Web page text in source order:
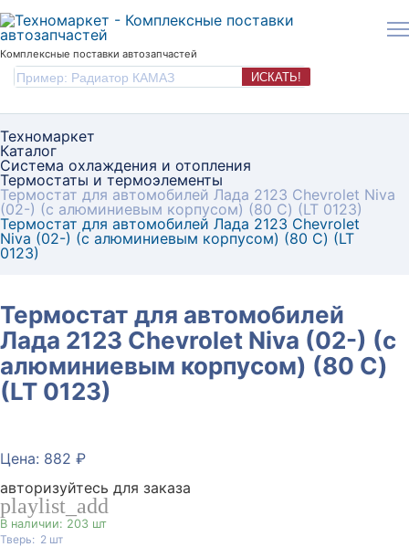
Комплексные поставки автозапчастей
ИСКАТЬ!
Техномаркет
Каталог
Система охлаждения и отопления
Термостаты и термоэлементы
Термостат для автомобилей Лада 2123 Chevrolet Niva
(02-) (с алюминиевым корпусом) (80 С) (LT 0123)
Термостат для автомобилей Лада 2123 Chevrolet
Niva (02-) (с алюминиевым корпусом) (80 С) (LT
0123)
Термостат для автомобилей
Лада 2123 Chevrolet Niva (02-) (с
алюминиевым корпусом) (80 С)
(LT 0123)
Цена: 882 ₽
авторизуйтесь для заказа
playlist_add
В наличии: 203 шт
Тверь: 2 шт